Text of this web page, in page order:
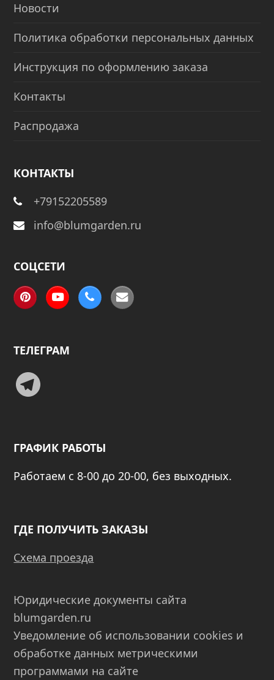
Новости
Политика обработки персональных данных
Инструкция по оформлению заказа
Контакты
Распродажа
КОНТАКТЫ
+79152205589
info@blumgarden.ru
СОЦСЕТИ
PinterestYouTubePhoneEmail
ТЕЛЕГРАМ
Telegram
ГРАФИК РАБОТЫ
Работаем с 8-00 до 20-00, без выходных.
ГДЕ ПОЛУЧИТЬ ЗАКАЗЫ
Схема проезда
Юридические документы сайта
blumgarden.ru
Уведомление об использовании cookies и
обработке данных метрическими
программами на сайте